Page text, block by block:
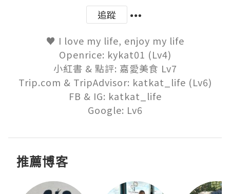
追蹤
♥ I love my life, enjoy my life
Openrice: kykat01 (Lv4)
小紅書 & 點評: 嘉愛美食 Lv7
Trip.com & TripAdvisor: katkat_life (Lv6)
FB & IG: katkat_life
Google: Lv6
推薦博客